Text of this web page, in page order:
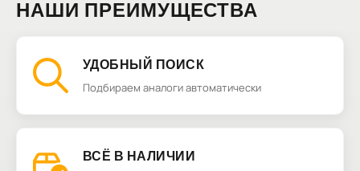
НАШИ ПРЕИМУЩЕСТВА
УДОБНЫЙ ПОИСК
Подбираем аналоги автоматически
ВСЁ В НАЛИЧИИ